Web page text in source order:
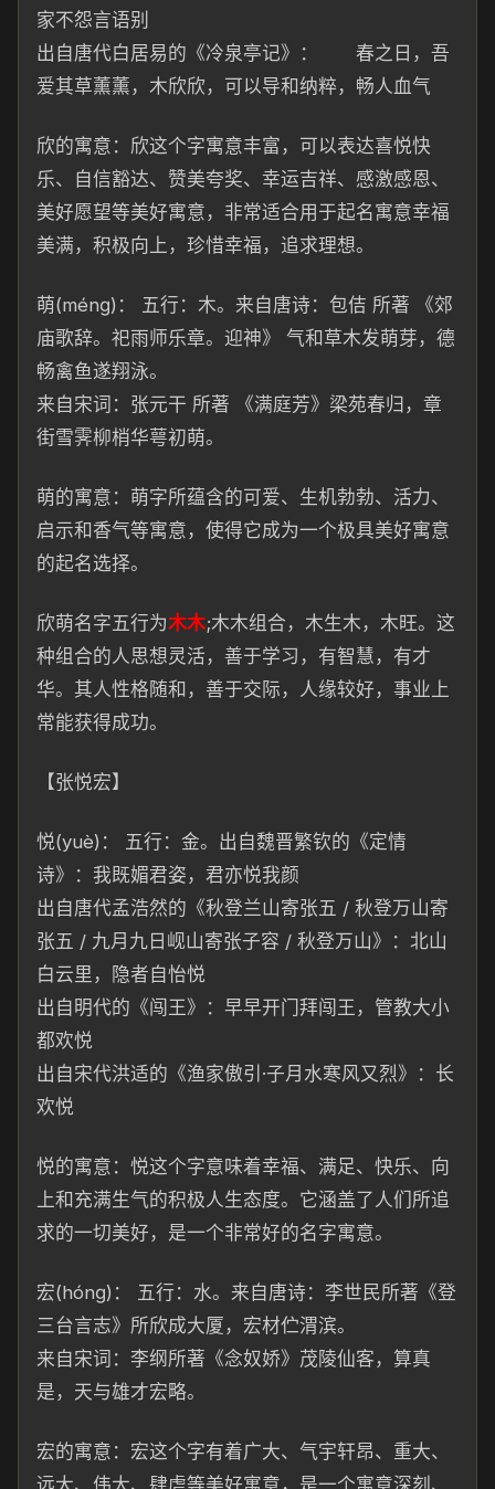
家不怨言语别
出自唐代白居易的《冷泉亭记》： 春之日，吾
爱其草薰薰，木欣欣，可以导和纳粹，畅人血气
欣的寓意：欣这个字寓意丰富，可以表达喜悦快
乐、自信豁达、赞美夸奖、幸运吉祥、感激感恩、
美好愿望等美好寓意，非常适合用于起名寓意幸福
美满，积极向上，珍惜幸福，追求理想。
萌(ménɡ)： 五行： 木。来自唐诗： 包佶 所著 《郊
庙歌辞。 祀雨师乐章。迎神》 气和草木发萌芽，德
畅禽鱼遂翔泳。
来自宋词：张元干 所著 《满庭芳》梁苑春归，章
街雪霁柳梢华萼初萌。
萌的寓意：萌字所蕴含的可爱、生机勃勃、活力、
启示和香气等寓意，使得它成为一个极具美好寓意
的起名选择。
欣萌名字五行为木木;木木组 合，木生木， 木旺。 这
种组合的人思想灵活，善于学习，有智慧，有才
华。其人性格随和，善于交际，人缘较好，事业上
常能获得成功。
【张悦宏】
悦(yuè)： 五行： 金。出自魏晋繁钦的《定情
诗》：我既媚君姿， 君亦悦我颜
出自唐代孟浩然的《秋登兰山寄张五 / 秋登万山寄
张五 / 九月九日岘山寄张子容 / 秋登万山》：北山
白云里，
隐者自怡悦
出自明代的《闯王》： 早早开门拜闯王，管教大小
都欢悦
出自宋代洪适的《渔家傲引·子月水寒风又烈》：长
欢悦
悦的寓意：悦这个字意味着幸福、满足、快乐、向
上和充满生气的积极人生态度。它涵盖了人们所追
求的一切美好，是一个非常好的名字寓意。
宏(hónɡ)： 五行：水。 来自唐诗： 李世民所著《登
三台言志》所欣成大厦，宏材伫渭滨。
来自宋词：李纲 所著《念奴娇》茂陵仙客，算真
是，天与雄才宏略。
宏的寓意：宏这个字有着广大、气宇轩昂、重大、